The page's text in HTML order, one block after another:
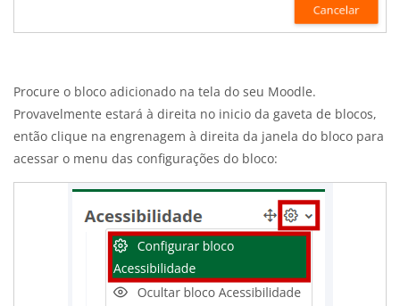
Procure o bloco adicionado na tela do seu Moodle.
Provavelmente estará à direita no inicio da gaveta de blocos,
então clique na engrenagem à direita da janela do bloco para
acessar o menu das configurações do bloco: